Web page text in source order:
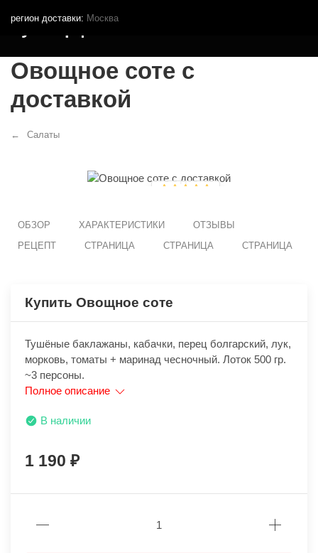
регион доставки: Москва
Кутья.рф
Овощное соте с
доставкой
Салаты
ОБЗОР ХАРАКТЕРИСТИКИ
ОТЗЫВЫ
РЕЦЕПТ
СТРАНИЦА СТРАНИЦА СТРАНИЦА
Купить Овощное соте
Тушёные баклажаны, кабачки, перец болгарский, лук,
морковь, томаты + маринад чесночный. Лоток 500 гр.
~3 персоны.
Полное описание
В наличии
1 190